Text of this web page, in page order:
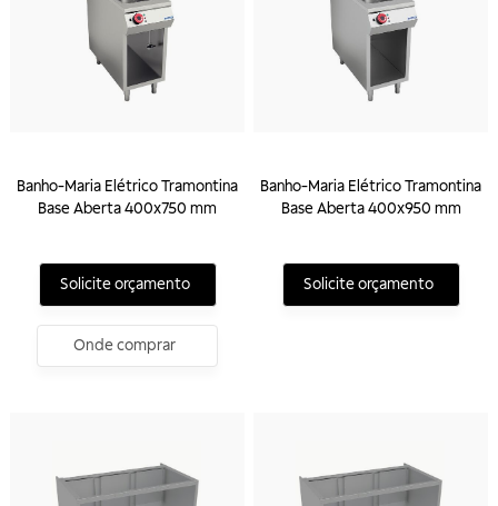
Banho-Maria Elétrico Tramontina
Base Aberta 400x750 mm
Solicite orçamento
Onde comprar
Banho-Maria Elétrico Tramontina
Base Aberta 400x950 mm
Solicite orçamento